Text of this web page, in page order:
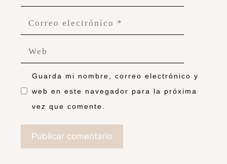
Guarda mi nombre, correo electrónico y
web en este navegador para la próxima
vez que comente.